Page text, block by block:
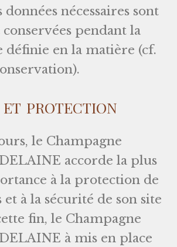
nécessaires sont
pendant la
définie en la matière (cf.
protection
le Champagne
accorde la plus
à la protection de
et à la sécurité de son site
fin, le Champagne
à mis en place